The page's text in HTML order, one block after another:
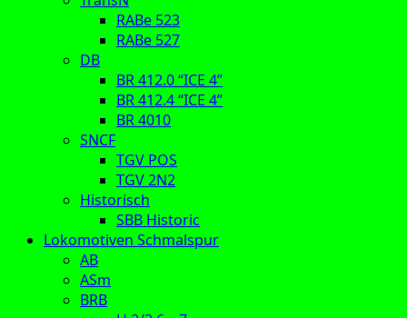
RABe 523
RABe 527
DB
BR 412.0 “ICE 4”
BR 412.4 “ICE 4”
BR 4010
SNCF
TGV POS
TGV 2N2
Historisch
SBB Historic
Lokomotiven Schmalspur
AB
ASm
BRB